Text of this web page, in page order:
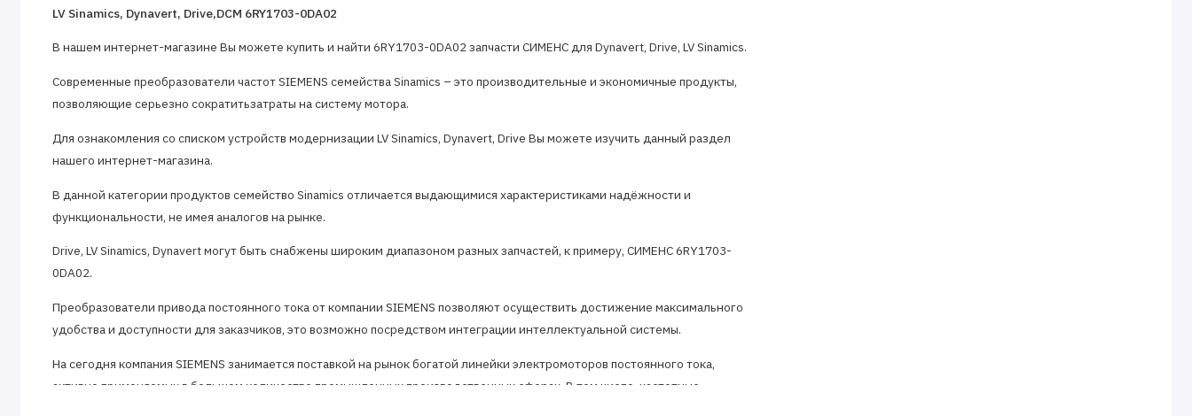
LV Sinamics, Dynavert, Drive,DCM 6RY1703-0DA02
В нашем интернет-магазине Вы можете купить и найти 6RY1703-0DA02 запчасти СИМЕНС для Dynavert, Drive, LV Sinamics.
Современные преобразователи частот SIEMENS семейства Sinamics – это производительные и экономичные продукты,
позволяющие серьезно сократитьзатраты на систему мотора.
Для ознакомления со списком устройств модернизации LV Sinamics, Dynavert, Drive Вы можете изучить данный раздел
нашего интернет-магазина.
В данной категории продуктов семейство Sinamics отличается выдающимися характеристиками надёжности и
функциональности, не имея аналогов на рынке.
Drive, LV Sinamics, Dynavert могут быть снабжены широким диапазоном разных запчастей, к примеру, СИМЕНС 6RY1703-
0DA02.
Преобразователи привода постоянного тока от компании SIEMENS позволяют осуществить достижение максимального
удобства и доступности для заказчиков, это возможно посредством интеграции интеллектуальной системы.
На сегодня компания SIEMENS занимается поставкой на рынок богатой линейки электромоторов постоянного тока,
активно применяемых в большом количестве промышленных производственных сферах. В том числе, частотные